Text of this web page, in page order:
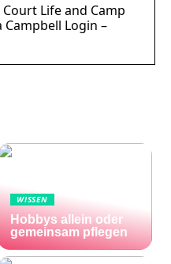
Court Life and Camp
Campbell Login –
WISSEN
Hobbys allein oder
gemeinsam pflegen